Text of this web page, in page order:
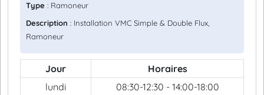
Type : Ramoneur
Description : Installation VMC Simple & Double Flux,
Ramoneur
Jour
Horaires
lundi
08:30-12:30 - 14:00-18:00